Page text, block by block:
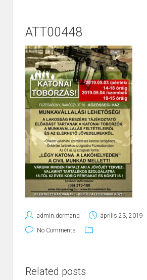
ATT00448
admin.dormand április 23, 2019
No Comments
Related posts